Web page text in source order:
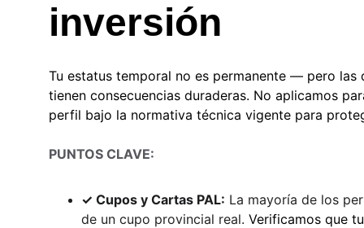
inversión
Tu estatus temporal no es permanente — pero las
tienen consecuencias duraderas. No aplicamos
perfil bajo la normativa técnica vigente para
PUNTOS CLAVE:
✓ Cupos y Cartas PAL: La mayoría de los
de un cupo provincial real. Verificamos que